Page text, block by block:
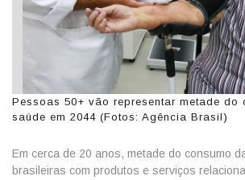
Pessoas 50+ vão representar metade do
saúde em 2044 (Fotos: Agência Brasil)
Em cerca de 20 anos, metade do consumo
brasileiras com produtos e serviços